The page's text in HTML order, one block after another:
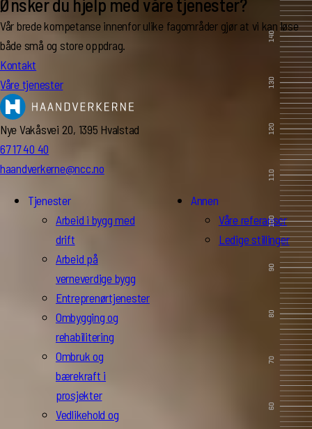
Ønsker du hjelp med våre tjenester?
Vår brede kompetanse innenfor ulike fagområder gjør at vi kan løse
både små og store oppdrag.
Kontakt
Våre tjenester
Nye Vakåsvei 20, 1395 Hvalstad
67 17 40 40
haandverkerne@ncc.no
Tjenester
Arbeid i bygg med
drift
Arbeid på
verneverdige bygg
Entreprenørtjenester
Ombygging og
rehabilitering
Ombruk og
bærekraft i
prosjekter
Vedlikehold og
Annen
Våre referanser
Ledige stillinger